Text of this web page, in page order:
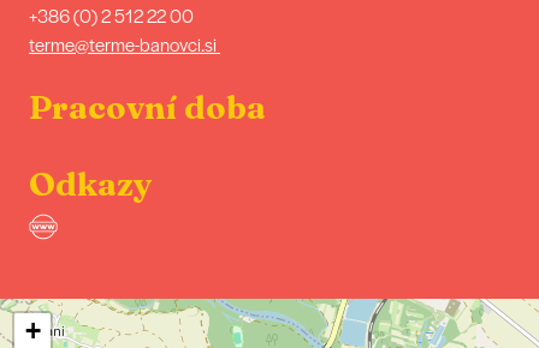
+386 (0) 2 512 22 00
terme@terme-banovci.si
Pracovní doba
Odkazy
+